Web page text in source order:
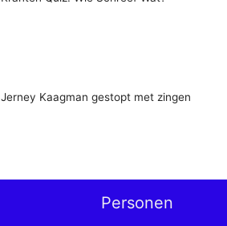
Jerney Kaagman gestopt met zingen
Personen